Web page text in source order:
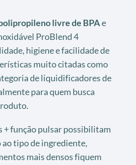
livre de BPAe
ProBlend 4
higiene e facilidade de
muito citadas como
de liquidificadores de
para quem busca
+ função pulsar possibilitam
tipo de ingrediente,
mais densos fiquem